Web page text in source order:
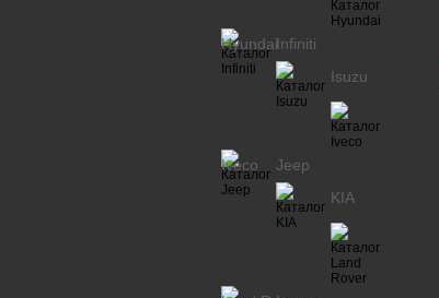
HyundaiInfiniti
Isuzu
Iveco
Jeep
KIA